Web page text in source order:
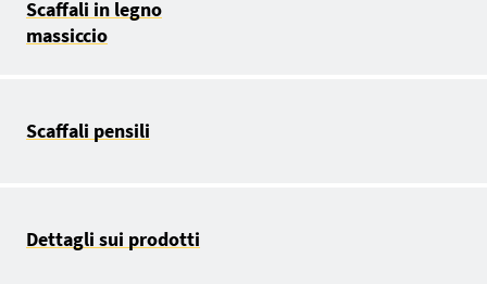
Scaffali in legno
massiccio
Scaffali pensili
Dettagli sui prodotti